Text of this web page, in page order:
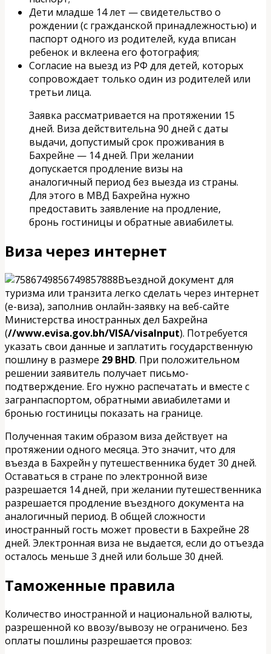
Дети младше 14 лет — свидетельство о
рождении (с гражданской принадлежностью) и
паспорт одного из родителей, куда вписан
ребенок и вклеена его фотография;
Согласие на выезд из РФ для детей, которых
сопровождает только один из родителей или
третьи лица.
Заявка рассматривается на протяжении 15
дней. Виза действительна 90 дней с даты
выдачи, допустимый срок проживания в
Бахрейне — 14 дней. При желании
допускается продление визы на
аналогичный период без выезда из страны.
Для этого в МВД Бахрейна нужно
предоставить заявление на продление,
бронь гостиницы и обратные авиабилеты.
Виза через интернет
Въездной документ для
туризма или транзита легко сделать через интернет
(е-виза), заполнив онлайн-заявку на веб-сайте
Министерства иностранных дел Бахрейна
(//www.evisa.gov.bh/VISA/visaInput). Потребуется
указать свои данные и заплатить государственную
пошлину в размере 29 BHD. При положительном
решении заявитель получает письмо-
подтверждение. Его нужно распечатать и вместе с
загранпаспортом, обратными авиабилетами и
бронью гостиницы показать на границе.
Полученная таким образом виза действует на
протяжении одного месяца. Это значит, что для
въезда в Бахрейн у путешественника будет 30 дней.
Оставаться в стране по электронной визе
разрешается 14 дней, при желании путешественника
разрешается продление въездного документа на
аналогичный период. В общей сложности
иностранный гость может провести в Бахрейне 28
дней. Электронная виза не выдается, если до отъезда
осталось меньше 3 дней или больше 30 дней.
Таможенные правила
Количество иностранной и национальной валюты,
разрешенной ко ввозу/вывозу не ограничено. Без
оплаты пошлины разрешается провоз: